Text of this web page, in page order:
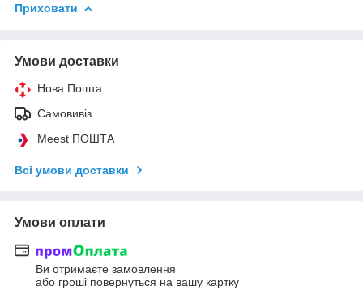
Приховати
Умови доставки
Нова Пошта
Самовивіз
Meest ПОШТА
Всі умови доставки
Умови оплати
Ви отримаєте замовлення
або гроші повернуться на вашу картку